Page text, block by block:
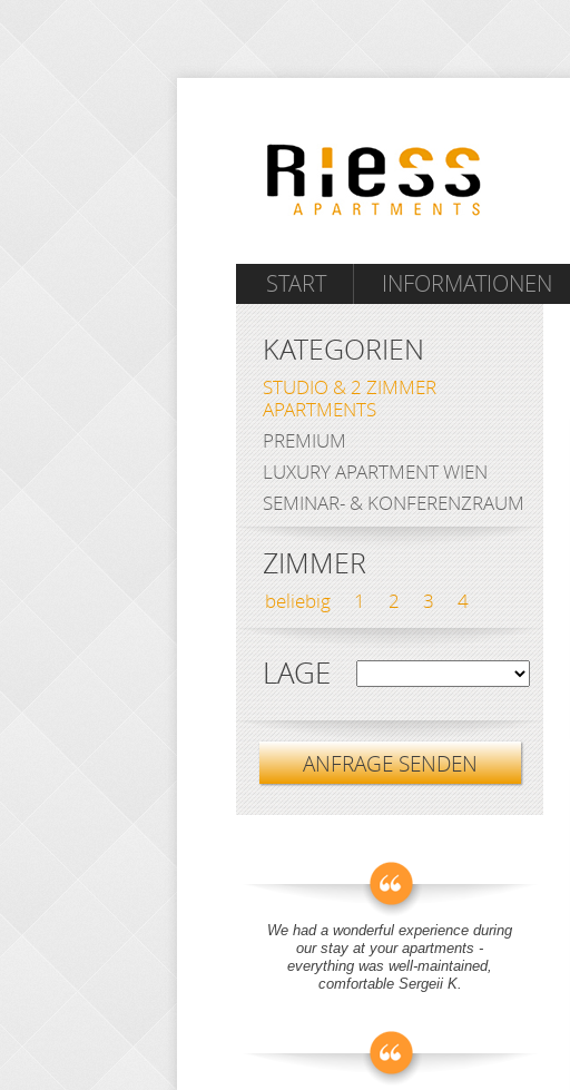
START INFORMATIONEN
KATEGORIEN
STUDIO & 2 ZIMMER
APARTMENTS
PREMIUM
LUXURY APARTMENT WIEN
SEMINAR- & KONFERENZRAUM
ZIMMER
beliebig 1 2 3 4
LAGE
ANFRAGE SENDEN
We had a wonderful experience during
our stay at your apartments -
everything was well-maintained,
comfortable Sergeii K.